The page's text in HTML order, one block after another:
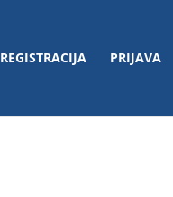
REGISTRACIJA PRIJAVA